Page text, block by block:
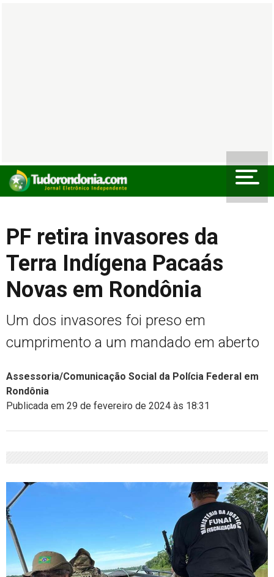
PF retira invasores da
Terra Indígena Pacaás
Novas em Rondônia
Um dos invasores foi preso em
cumprimento a um mandado em aberto
Assessoria/Comunicação Social da Polícia Federal em
Rondônia
Publicada em 29 de fevereiro de 2024 às 18:31